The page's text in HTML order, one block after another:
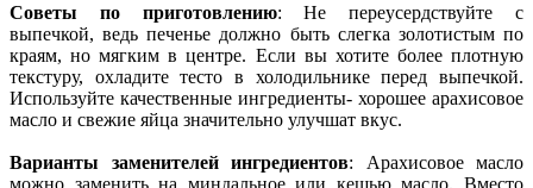
Советы по приготовлению: Не переусердствуйте с
выпечкой, ведь печенье должно быть слегка золотистым по
краям, но мягким в центре. Если вы хотите более плотную
текстуру, охладите тесто в холодильнике перед выпечкой.
Используйте качественные ингредиенты- хорошее арахисовое
масло и свежие яйца значительно улучшат вкус.
Варианты заменителей ингредиентов: Арахисовое масло
можно заменить на миндальное или кешью масло. Вместо